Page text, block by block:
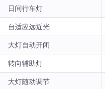
日间行车灯
自适应远近光
大灯自动开闭
转向辅助灯
大灯随动调节